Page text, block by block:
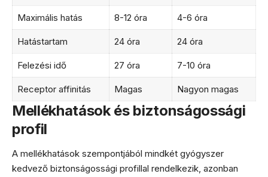
Maximális hatás 8-12 óra 4-6 óra
Hatástartam 24 óra 24 óra
Felezési idő 27 óra 7-10 óra
Receptor affinitás Magas Nagyon magas
Mellékhatások és biztonságossági
profil
A mellékhatások szempontjából mindkét gyógyszer
kedvező biztonságossági profillal rendelkezik, azonban